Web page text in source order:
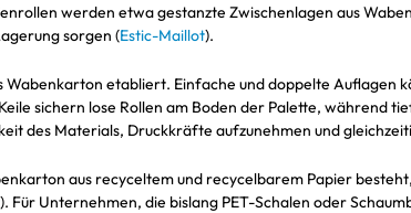
werden etwa gestanzte Zwischenlagen aus
sorgen (Estic-Maillot).
Wabenkarton etabliert. Einfache und doppelte Auflagen
sichern lose Rollen am Boden der Palette, während
des Materials, Druckkräfte aufzunehmen und
aus recyceltem und recycelbarem Papier
). Für Unternehmen, die bislang PET-Schalen oder